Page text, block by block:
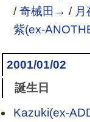
/奇械田→ /
紫(ex-
2001/01/02
誕生日
Kazuki(ex-